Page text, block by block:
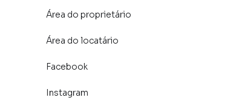
Área do proprietário
Área do locatário
Facebook
Instagram